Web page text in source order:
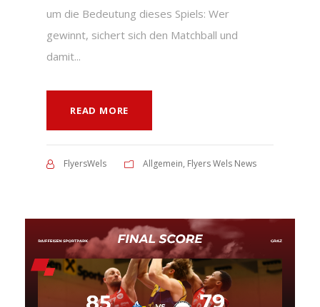
um die Bedeutung dieses Spiels: Wer
gewinnt, sichert sich den Matchball und
damit...
READ MORE
FlyersWels Allgemein, Flyers Wels News